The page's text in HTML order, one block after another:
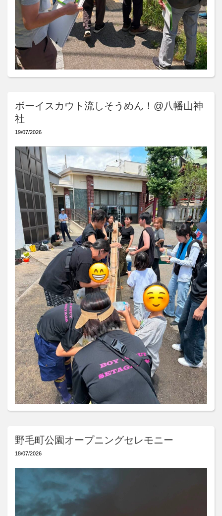
ボーイスカウト流しそうめん！@八幡山神
社
19/07/2026
野毛町公園オープニングセレモニー
18/07/2026